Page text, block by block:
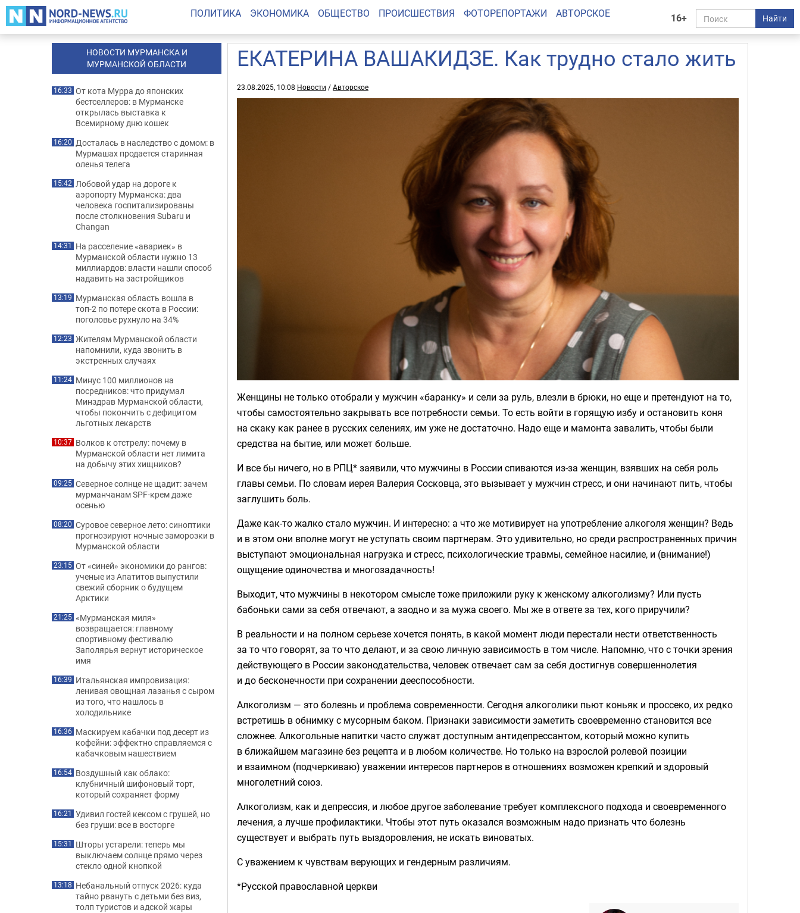
16+ Найти
ПОЛИТИКА ЭКОНОМИКА ОБЩЕСТВО ПРОИСШЕСТВИЯ ФОТОРЕПОРТАЖИ АВТОРСКОЕ
ЕКАТЕРИНА ВАШАКИДЗЕ. Как трудно стало жить
23.08.2025, 10:08 Новости /Авторское
Женщины не только отобрали у мужчин «баранку» и сели за руль, влезли в брюки, но еще и претендуют на то,
чтобы самостоятельно закрывать все потребности семьи. То есть войти в горящую избу и остановить коня
на скаку как ранее в русских селениях, им уже не достаточно. Надо еще и мамонта завалить, чтобы были
средства на бытие, или может больше.
И все бы ничего, но в РПЦ* заявили, что мужчины в России спиваются из-за женщин, взявших на себя роль
главы семьи. По словам иерея Валерия Сосковца, это вызывает у мужчин стресс, и они начинают пить, чтобы
заглушить боль.
Даже как-то жалко стало мужчин. И интересно: а что же мотивирует на употребление алкоголя женщин? Ведь
и в этом они вполне могут не уступать своим партнерам. Это удивительно, но среди распространенных причин
выступают эмоциональная нагрузка и стресс, психологические травмы, семейное насилие, и (внимание!)
ощущение одиночества и многозадачность!
Выходит, что мужчины в некотором смысле тоже приложили руку к женскому алкоголизму? Или пусть
бабоньки сами за себя отвечают, а заодно и за мужа своего. Мы же в ответе за тех, кого приручили?
В реальности и на полном серьезе хочется понять, в какой момент люди перестали нести ответственность
за то что говорят, за то что делают, и за свою личную зависимость в том числе. Напомню, что с точки зрения
действующего в России законодательства, человек отвечает сам за себя достигнув совершеннолетия
и до бесконечности при сохранении дееспособности.
Алкоголизм — это болезнь и проблема современности. Сегодня алкоголики пьют коньяк и проссеко, их редко
встретишь в обнимку с мусорным баком. Признаки зависимости заметить своевременно становится все
сложнее. Алкогольные напитки часто служат доступным антидепрессантом, который можно купить
в ближайшем магазине без рецепта и в любом количестве. Но только на взрослой ролевой позиции
и взаимном (подчеркиваю) уважении интересов партнеров в отношениях возможен крепкий и здоровый
многолетний союз.
Алкоголизм, как и депрессия, и любое другое заболевание требует комплексного подхода и своевременного
лечения, а лучше профилактики. Чтобы этот путь оказался возможным надо признать что болезнь
существует и выбрать путь выздоровления, не искать виноватых.
С уважением к чувствам верующих и гендерным различиям.
*Русской православной церкви
НОВОСТИ МУРМАНСКА И
МУРМАНСКОЙ ОБЛАСТИ
16:33 От кота Мурра до японских
бестселлеров: в Мурманске
открылась выставка к
Всемирному дню кошек
16:20 Досталась в наследство с домом: в
Мурмашах продается старинная
оленья телега
15:42 Лобовой удар на дороге к
аэропорту Мурманска: два
человека госпитализированы
после столкновения Subaru и
Changan
14:31 На расселение «авариек» в
Мурманской области нужно 13
миллиардов: власти нашли способ
надавить на застройщиков
13:19 Мурманская область вошла в
топ-2 по потере скота в России:
поголовье рухнуло на 34%
12:23 Жителям Мурманской области
напомнили, куда звонить в
экстренных случаях
11:24 Минус 100 миллионов на
посредников: что придумал
Минздрав Мурманской области,
чтобы покончить с дефицитом
льготных лекарств
10:37 Волков к отстрелу: почему в
Мурманской области нет лимита
на добычу этих хищников?
09:25 Северное солнце не щадит: зачем
мурманчанам SPF-крем даже
осенью
08:20 Суровое северное лето: синоптики
прогнозируют ночные заморозки в
Мурманской области
23:15 От «синей» экономики до рангов:
ученые из Апатитов выпустили
свежий сборник о будущем
Арктики
21:25 «Мурманская миля»
возвращается: главному
спортивному фестивалю
Заполярья вернут историческое
имя
16:39 Итальянская импровизация:
ленивая овощная лазанья с сыром
из того, что нашлось в
холодильнике
16:36 Маскируем кабачки под десерт из
кофейни: эффектно справляемся с
кабачковым нашествием
16:54 Воздушный как облако:
клубничный шифоновый торт,
который сохраняет форму
16:21 Удивил гостей кексом с грушей, но
без груши: все в восторге
15:31 Шторы устарели: теперь мы
выключаем солнце прямо через
стекло одной кнопкой
13:18 Небанальный отпуск 2026: куда
тайно рвануть с детьми без виз,
толп туристов и адской жары